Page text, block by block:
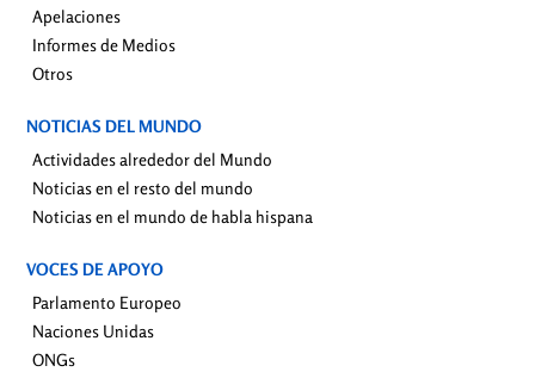
Apelaciones
Informes de Medios
Otros
NOTICIAS DEL MUNDO
Actividades alrededor del Mundo
Noticias en el resto del mundo
Noticias en el mundo de habla hispana
VOCES DE APOYO
Parlamento Europeo
Naciones Unidas
ONGs